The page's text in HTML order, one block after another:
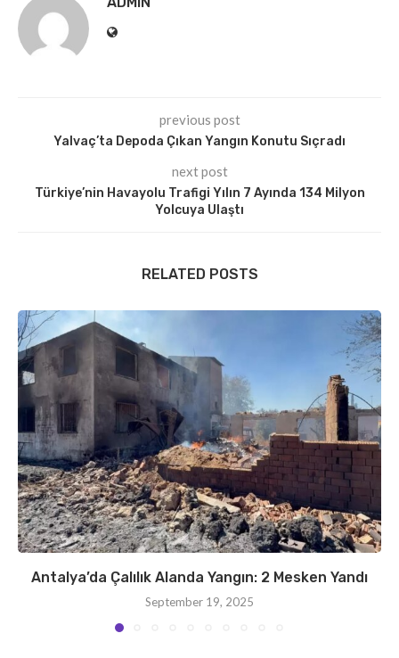
previous post
Yalvaç’ta Depoda Çıkan Yangın Konutu Sıçradı
next post
Türkiye’nin Havayolu Trafigi Yılın 7 Ayında 134 Milyon
Yolcuya Ulaştı
RELATED POSTS
Antalya’da Çalılık Alanda Yangın: 2 Mesken Yandı
September 19, 2025